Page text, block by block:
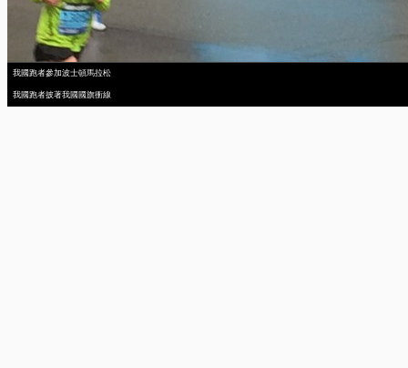
我國跑者參加波士頓馬拉松
我國跑者披著我國國旗衝線